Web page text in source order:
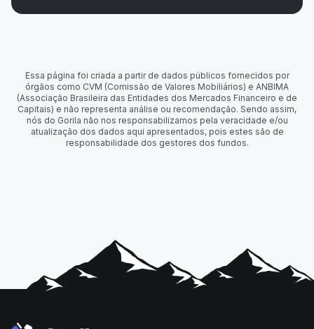
Essa página foi criada a partir de dados públicos fornecidos por
órgãos como CVM (Comissão de Valores Mobiliários) e ANBIMA
(Associação Brasileira das Entidades dos Mercados Financeiro e de
Capitais) e não representa análise ou recomendação. Sendo assim,
nós do Gorila não nos responsabilizamos pela veracidade e/ou
atualização dos dados aqui apresentados, pois estes são de
responsabilidade dos gestores dos fundos.